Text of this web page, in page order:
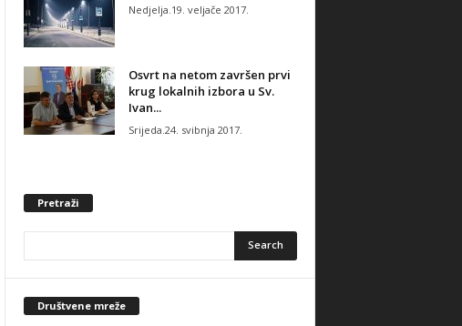
Nedjelja.19. veljače 2017.
Osvrt na netom završen prvi
krug lokalnih izbora u Sv.
Ivan...
Srijeda.24. svibnja 2017.
Pretraži
Društvene mreže